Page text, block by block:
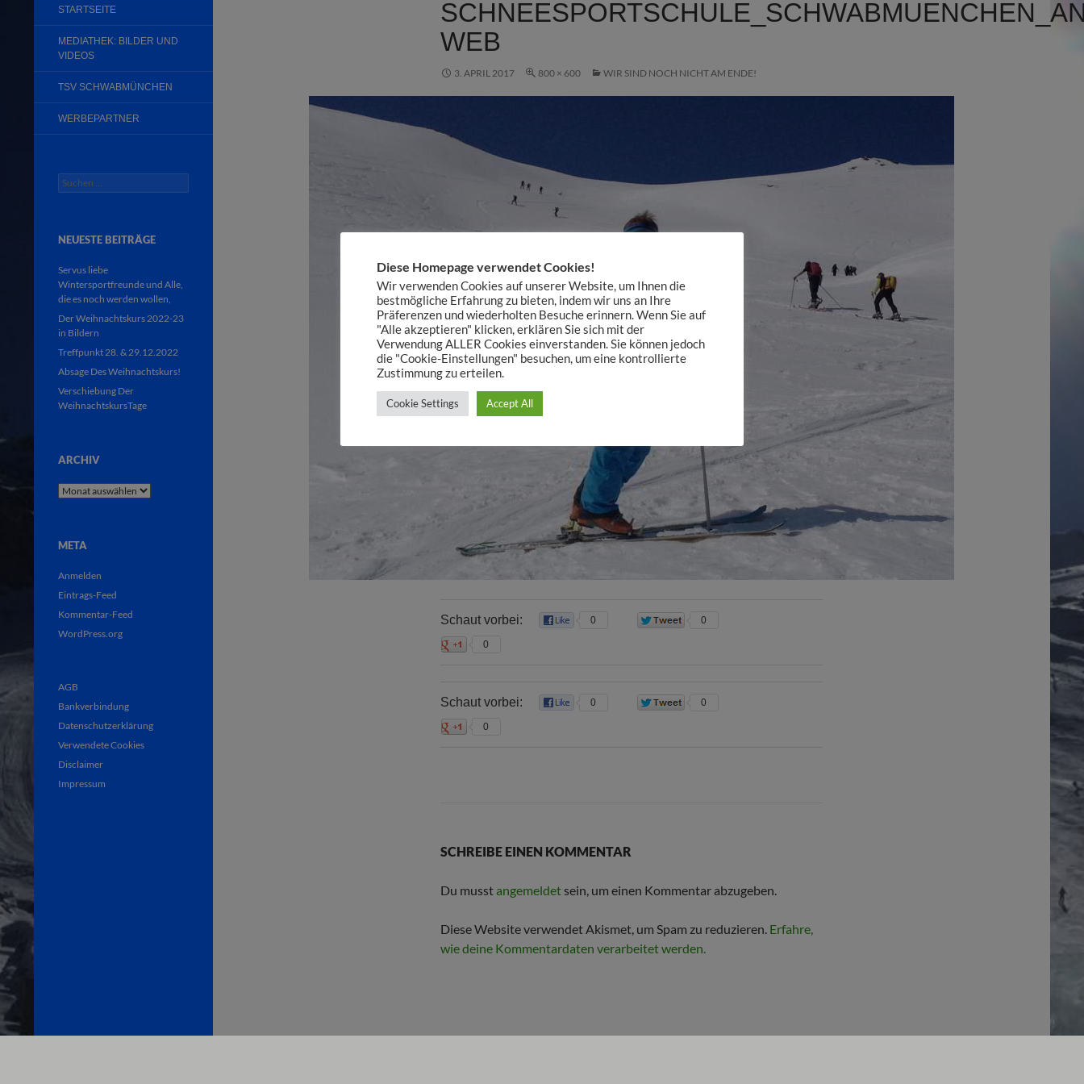
WEB
3. APRIL 2017 800 × 600 WIR SIND NOCH NICHT AM ENDE!
Schaut vorbei: 0 0
0
Schaut vorbei: 0 0
0
SCHREIBE EINEN KOMMENTAR
Du musstangemeldet sein, um einen Kommentar abzugeben.
Diese Website verwendet Akismet, um Spam zu reduzieren. Erfahre,
wie deine Kommentardaten verarbeitet werden.
STARTSEITE
MEDIATHEK: BILDER UND
VIDEOS
TSV SCHWABMÜNCHEN
WERBEPARTNER
Suchen
nach:
NEUESTE BEITRÄGE
Servus liebe
Wintersportfreunde und Alle,
die es noch werden wollen,
Der Weihnachtskurs 2022-23
in Bildern
Treffpunkt 28. & 29.12.2022
Absage Des Weihnachtskurs!
Verschiebung Der
WeihnachtskursTage
ARCHIV
Archiv
META
Anmelden
Eintrags-Feed
Kommentar-Feed
WordPress.org
AGB
Bankverbindung
Datenschutzerklärung
Verwendete Cookies
Disclaimer
Impressum
Diese Homepage verwendet Cookies!
Wir verwenden Cookies auf unserer Website, um Ihnen die
bestmögliche Erfahrung zu bieten, indem wir uns an Ihre
Präferenzen und wiederholten Besuche erinnern. Wenn Sie auf
"Alle akzeptieren" klicken, erklären Sie sich mit der
Verwendung ALLER Cookies einverstanden. Sie können jedoch
die "Cookie-Einstellungen" besuchen, um eine kontrollierte
Zustimmung zu erteilen.
Cookie Settings Accept All